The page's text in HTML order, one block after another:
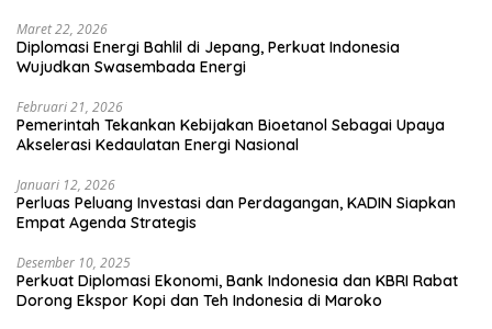
Maret 22, 2026
Diplomasi Energi Bahlil di Jepang, Perkuat Indonesia
Wujudkan Swasembada Energi
Februari 21, 2026
Pemerintah Tekankan Kebijakan Bioetanol Sebagai Upaya
Akselerasi Kedaulatan Energi Nasional
Januari 12, 2026
Perluas Peluang Investasi dan Perdagangan, KADIN Siapkan
Empat Agenda Strategis
Desember 10, 2025
Perkuat Diplomasi Ekonomi, Bank Indonesia dan KBRI Rabat
Dorong Ekspor Kopi dan Teh Indonesia di Maroko